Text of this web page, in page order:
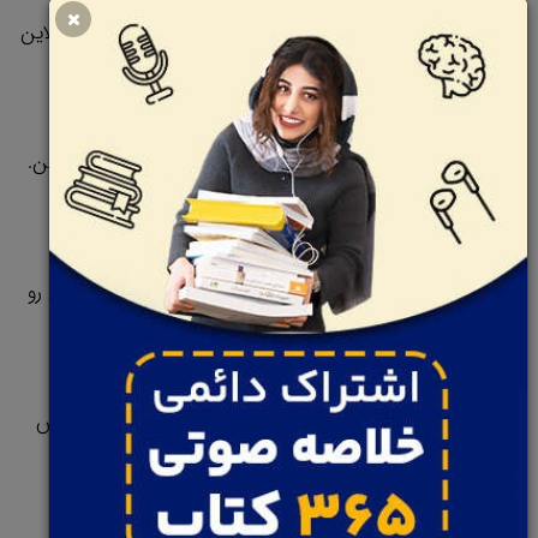
غروب یا اخر هفته‌ها کار کنی مثلا اگه قرار باشه که به یه ددلاین
مهم برسید و سوم ادم‌هایی که از کارکردن کنارشون بیزاری.
ویژگی‌های شخصیتی اونا رو لیست کن و اونا رو برعکشون کن.
مثلا اگه از ادم‌ها جوشی و مغرور بدت میاد برعکسش میشه
ادم‌های اروم و فروتن. هدف تو باید این باشه که ارزش هایی رو
تعریف کنی که جو کسب و کارت رو متفاوت بکنه.
مثلا شاد باشه حتی یه مقداری عجیب و غریب باشه که ارزش
شماره سه توی زپوز هم همینه!